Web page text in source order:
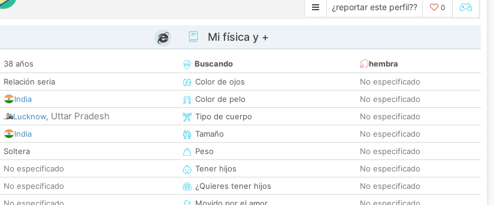
¿reportar este perfil?? 0
38 años
Relación seria
India
Lucknow, Uttar Pradesh
India
Soltera
No especificado
No especificado
Mi física y +
Buscando
hembra
Color de ojos
No especificado
Color de pelo
No especificado
Tipo de cuerpo
No especificado
Tamaño
No especificado
Peso
No especificado
Tener hijos
No especificado
¿Quieres tener hijos
No especificado